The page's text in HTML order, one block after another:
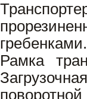
Рамка